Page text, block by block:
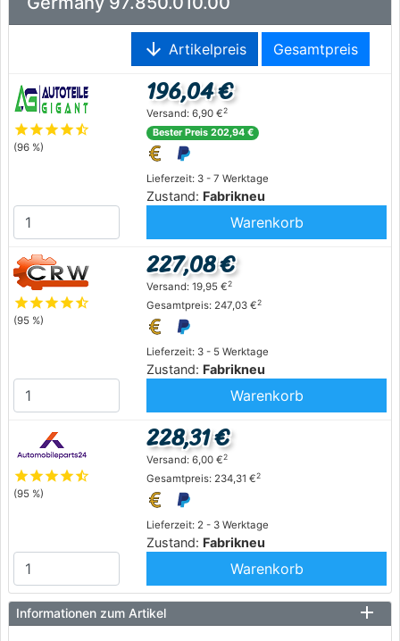
arrow_downward Artikelpreis Gesamtpreis
starstarstarstarstar_half
(96 %)
Lieferzeit: 3 - 7 Werktage
Zustand: Fabrikneu
196,04 €
Versand: 6,90 €2
Bester Preis 202,94 €
Warenkorb
starstarstarstarstar_half
(95 %)
Lieferzeit: 3 - 5 Werktage
Zustand: Fabrikneu
227,08 €
Versand: 19,95 €2
Gesamtpreis: 247,03 €2
Warenkorb
starstarstarstarstar_half
(95 %)
Lieferzeit: 2 - 3 Werktage
Zustand: Fabrikneu
228,31 €
Versand: 6,00 €2
Gesamtpreis: 234,31 €2
Warenkorb
Informationen zum Artikel